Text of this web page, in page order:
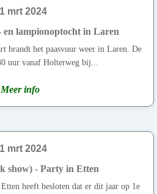
mrt 2024
en lampionoptocht in Laren
brandt het paasvuur weer in Laren. De
uur vanaf Holterweg bij...
Meer info
mrt 2024
show) - Party in Etten
heeft besloten dat er dit jaar op 1e